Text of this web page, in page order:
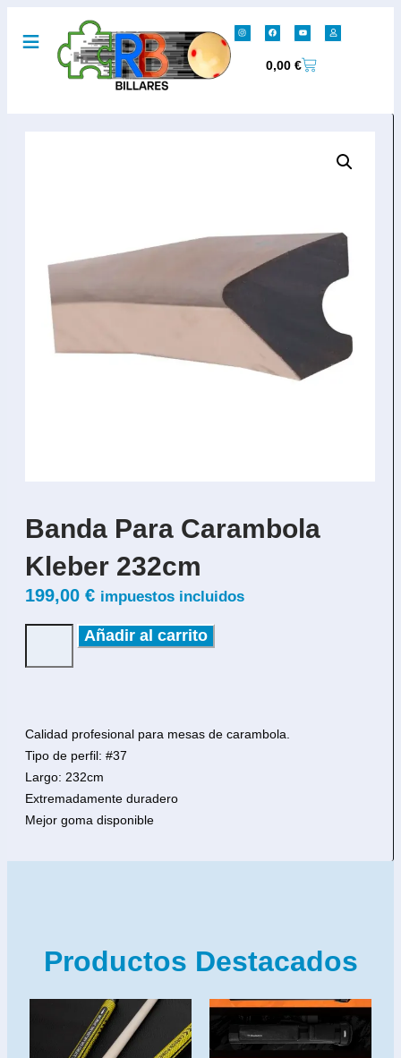
0,00 €
Banda Para Carambola
Kleber 232cm
199,00 € impuestos incluidos
Añadir al carrito
Calidad profesional para mesas de carambola.
Tipo de perfil: #37
Largo: 232cm
Extremadamente duradero
Mejor goma disponible
Productos Destacados